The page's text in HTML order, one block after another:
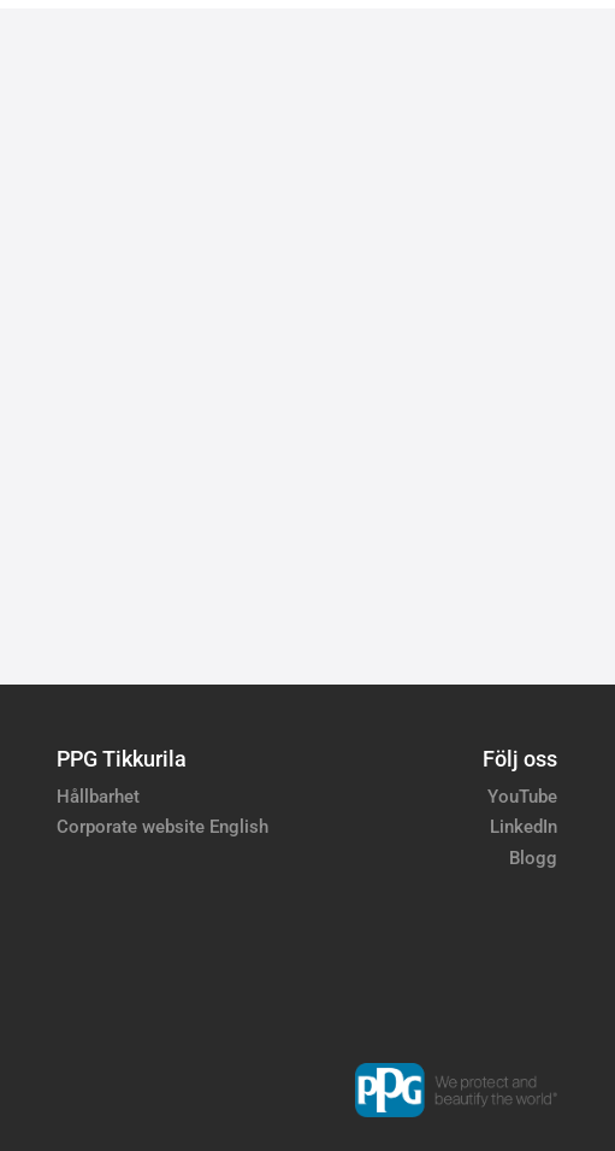
PPG Tikkurila
Hållbarhet
Corporate website English
Följ oss
YouTube
LinkedIn
Blogg